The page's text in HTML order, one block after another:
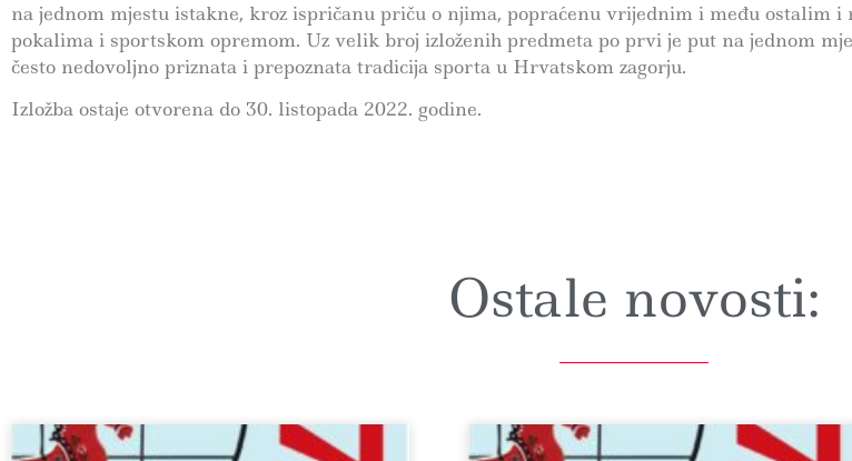
na jednom mjestu istakne, kroz ispričanu priču o njima, popraćenu vrijednim i među ostalim
pokalima i sportskom opremom. Uz velik broj izloženih predmeta po prvi je put na jednom
često nedovoljno priznata i prepoznata tradicija sporta u Hrvatskom zagorju.
Izložba ostaje otvorena do 30. listopada 2022. godine.
Ostale novosti: